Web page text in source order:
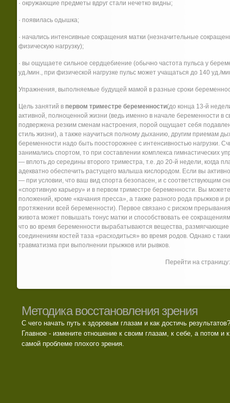
· окружающие предметы вдруг стали нечетко видны;
· появилась одышка;
· начались интенсивные сокращения матки (незначительные
физическую нагрузку);
· вы ощущаете сильное сердцебиение (обычно частота пульса у
уд./мин., при физической нагрузке пульс может учащаться до 140 уд./
Упражнения, выполняемые будущей мамой в разные сроки
Цель занятий в первом триместре беременности(до конца 13-й
активной, полноценной жизни (ведь именно в начале беременности
подвержена резким сменам настроения, порой ощущает себя
стиль жизни), а также научиться полному дыханию, другим приемам
беременности надо быть поосторожнее с интенсивностью нагрузки.
занимались спортом, то при составлении комплекса гимнастических
— вплоть до середины второго триместра, т.е. до 20-й недели, когда
адекватно обеспечить растущего малыша кислородом. Если вы
— при условии, что ваш вид спорта безопасен, и с соответствующим
«спортивную карьеру» и в первом триместре беременности. Вы
положений, кроме «качания пресса», а также разного рода прыжков и
протяжении всей беременности). Первое связано с риском
живота может повышать тонус матки и способствовать ее
что во время беременности вырабатываются вещества, размягчающие
соединениям костей таза «расходиться» во время родов. Однако с
травматизма при выполнении прыжков или рывков.
Перейти на
Методика восстановления зрения
С чего начать путь к здоровым глазам и как достичь результатов?
Главное - измените отношение к своим глазам, к себе, а потом и к
самой проблеме плохого зрения.